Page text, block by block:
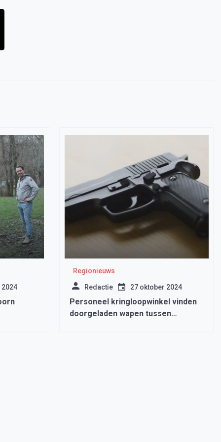
Regionieuws
Redactie 27 oktober 2024
Personeel kringloopwinkel vinden
doorgeladen wapen tussen